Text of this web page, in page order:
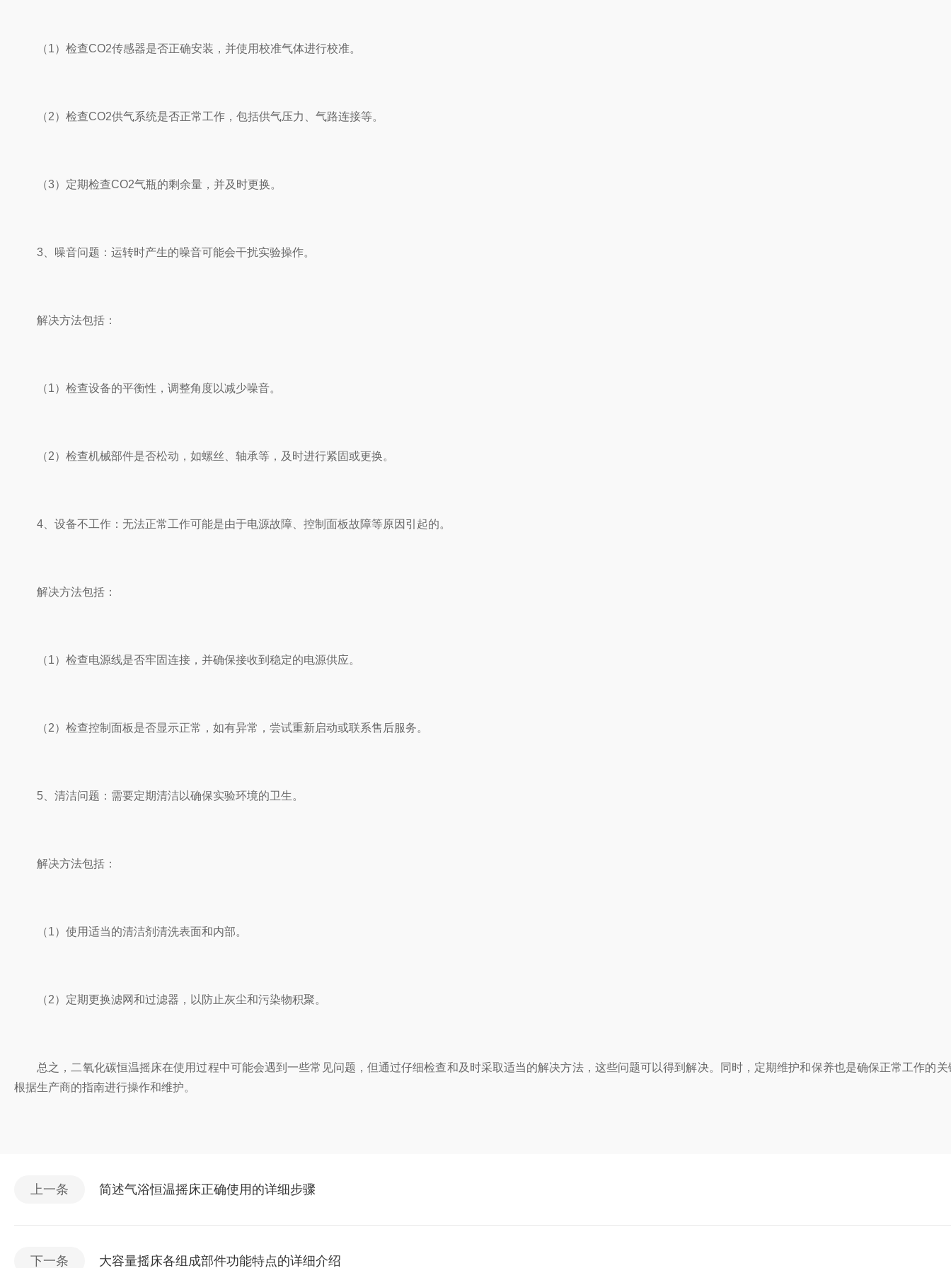
（1）检查CO2传感器是否正确安装，并使用校准气体进行校准。
（2）检查CO2供气系统是否正常工作，包括供气压力、气路连接等。
（3）定期检查CO2气瓶的剩余量，并及时更换。
3、噪音问题：运转时产生的噪音可能会干扰实验操作。
解决方法包括：
（1）检查设备的平衡性，调整角度以减少噪音。
（2）检查机械部件是否松动，如螺丝、轴承等，及时进行紧固或更换。
4、设备不工作：无法正常工作可能是由于电源故障、控制面板故障等原因引起的。
解决方法包括：
（1）检查电源线是否牢固连接，并确保接收到稳定的电源供应。
（2）检查控制面板是否显示正常，如有异常，尝试重新启动或联系售后服务。
5、清洁问题：需要定期清洁以确保实验环境的卫生。
解决方法包括：
（1）使用适当的清洁剂清洗表面和内部。
（2）定期更换滤网和过滤器，以防止灰尘和污染物积聚。
总之，二氧化碳恒温摇床在使用过程中可能会遇到一些常见问题，但通过仔细检查和及时采取适当的解决方法，这些问题可以得到解决。同时，定期维护和保养也是确保正常工作的关
根据生产商的指南进行操作和维护。
上一条 简述气浴恒温摇床正确使用的详细步骤
下一条 大容量摇床各组成部件功能特点的详细介绍